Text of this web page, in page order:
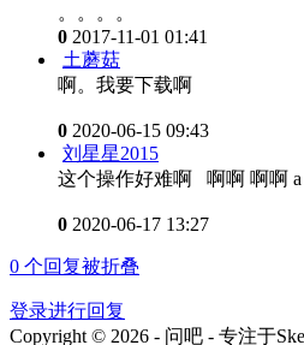
。。。。
0 2017-11-01 01:41
土蘑菇
啊。我要下载啊
0 2020-06-15 09:43
刘星星2015
这个操作好难啊 啊啊 啊啊 a
0 2020-06-17 13:27
0 个回复被折叠
登录进行回复
Copyright © 2026 - 问吧 - 专注于